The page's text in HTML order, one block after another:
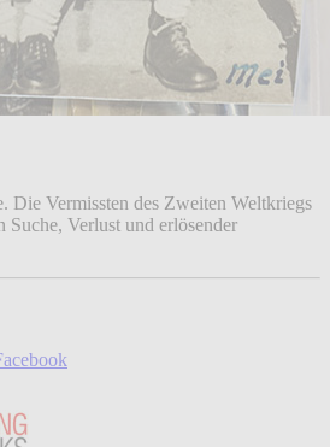
Die Vermissten des Zweiten Weltkriegs
Suche, Verlust und erlösender